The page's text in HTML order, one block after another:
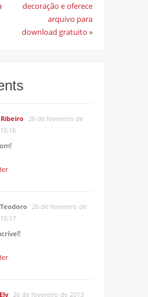
decoração e oferece
arquivo para
download gratuito »
26 de fevereiro de
26 de fevereiro de
26 de fevereiro de 2013